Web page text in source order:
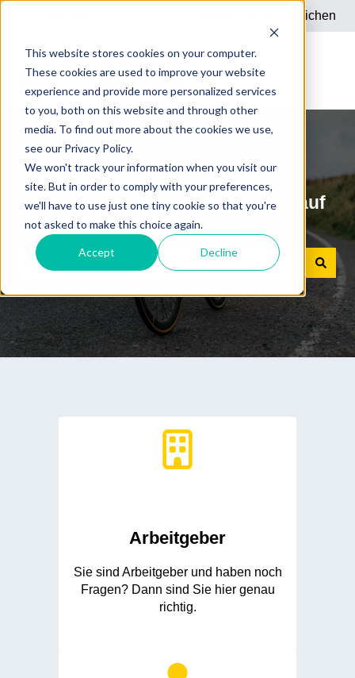
This website stores cookies on your computer.
These cookies are used to improve your website
experience and provide more personalized services
to you, both on this website and through other
media. To find out more about the cookies we use,
see our Privacy Policy.
We won't track your information when you visit our
site. But in order to comply with your preferences,
we'll have to use just one tiny cookie so that you're
not asked to make this choice again.
Accept Decline
Untermenü für Übersetzungen anzeigen
Support-Ticket einreichen
Deutsche Dienstrad: Antworten auf
Ihre Dienstrad-Leasing Fragen
Es gibt keine Vorschläge, da das Suchfeld leer ist.
Arbeitgeber
Sie sind Arbeitgeber und haben noch
Fragen? Dann sind Sie hier genau
richtig.